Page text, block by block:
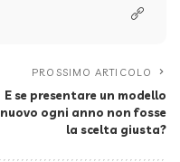
PROSSIMO ARTICOLO
E se presentare un modello
nuovo ogni anno non fosse
la scelta giusta?